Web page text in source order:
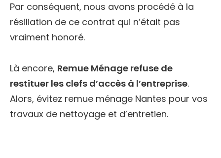
Par conséquent, nous avons procédé à la
résiliation de ce contrat qui n’était pas
vraiment honoré.
Là encore, Remue Ménage refuse de
restituer les clefs d’accès à l’entreprise.
Alors, évitez remue ménage Nantes pour vos
travaux de nettoyage et d’entretien.